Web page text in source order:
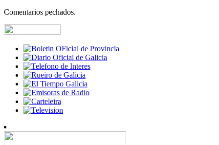
Comentarios pechados.